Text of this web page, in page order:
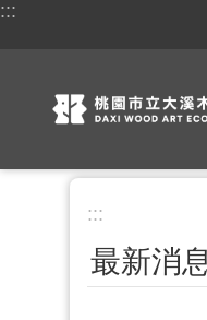
跳到主要內容區塊
:::
:::
最新消